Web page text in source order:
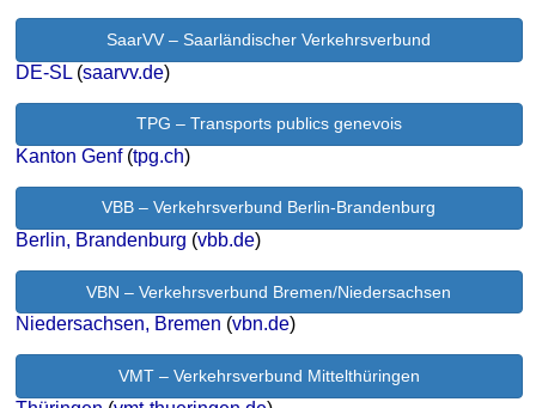
SaarVV – Saarländischer Verkehrsverbund
DE-SL (saarvv.de)
TPG – Transports publics genevois
Kanton Genf(tpg.ch)
VBB – Verkehrsverbund Berlin-Brandenburg
Berlin, Brandenburg (vbb.de)
VBN – Verkehrsverbund Bremen/Niedersachsen
Niedersachsen, Bremen (vbn.de)
VMT – Verkehrsverbund Mittelthüringen